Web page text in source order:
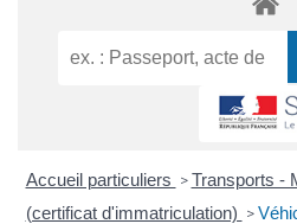
Accueil particuliers > Transports -
(certificat d'immatriculation) >